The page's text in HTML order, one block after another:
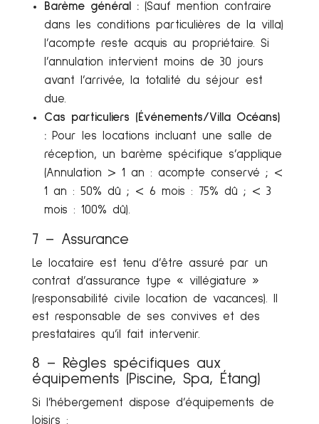
Barème général :(Sauf mention contraire
dans les conditions particulières de la villa)
l’acompte reste acquis au propriétaire. Si
l’annulation intervient moins de 30 jours
avant l’arrivée, la totalité du séjour est
due.
Cas particuliers (Événements/Villa Océans)
:Pour les locations incluant une salle de
réception, un barème spécifique s’applique
(Annulation > 1 an : acompte conservé ; <
1 an : 50% dû ; < 6 mois : 75% dû ; < 3
mois : 100% dû).
7 – Assurance
Le locataire est tenu d’être assuré par un
contrat d’assurance type « villégiature »
(responsabilité civile location de vacances). Il
est responsable de ses convives et des
prestataires qu’il fait intervenir.
8 – Règles spécifiques aux
équipements (Piscine, Spa, Étang)
Si l’hébergement dispose d’équipements de
loisirs :